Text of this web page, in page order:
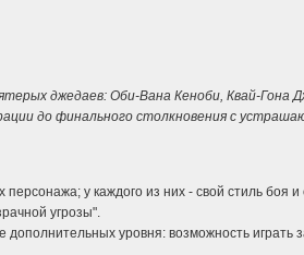
джедаев: Оби-Вана Кеноби, Квай-
до финального столкновения с
у каждого из них - свой стиль боя
угрозы".
уровня: возможность играть